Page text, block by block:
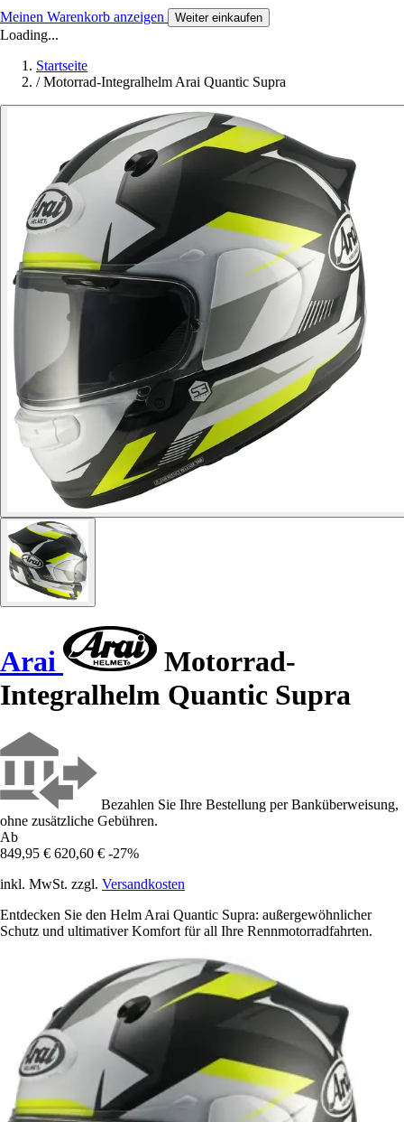
Meinen Warenkorb anzeigen Weiter einkaufen
Loading...
Startseite
/ Motorrad-Integralhelm Arai Quantic Supra
Arai
Motorrad-
Integralhelm Quantic Supra
Bezahlen Sie Ihre Bestellung per Banküberweisung,
ohne zusätzliche Gebühren.
Ab
849,95 € 620,60 € -27%
inkl. MwSt. zzgl. Versandkosten
Entdecken Sie den Helm Arai Quantic Supra: außergewöhnlicher
Schutz und ultimativer Komfort für all Ihre Rennmotorradfahrten.